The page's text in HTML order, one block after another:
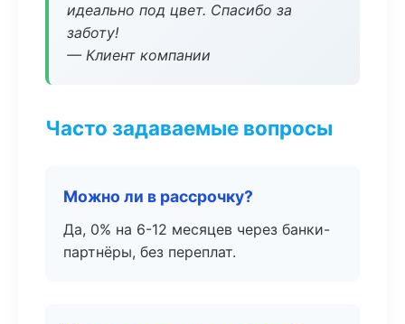
идеально под цвет. Спасибо за
заботу!
— Клиент компании
Часто задаваемые вопросы
Можно ли в рассрочку?
Да, 0% на 6-12 месяцев через банки-
партнёры, без переплат.